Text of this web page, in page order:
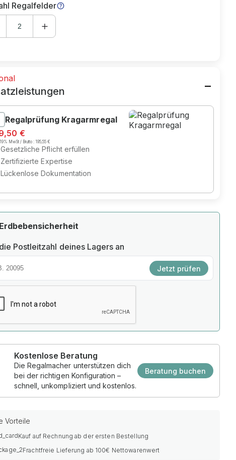
Regalfelder
Regalprüfung Kragarmregal
€
MwSt / Brutto :195,55 €
Gesetzliche Pflicht erfüllen
Zertifizierte Expertise
Lückenlose Dokumentation
Erdbebensicherheit
Postleitzahl deines Lagers an
Jetzt prüfen
Kostenlose Beratung
Die Regalmacher unterstützen dich
bei der richtigen Konfiguration –
schnell, unkompliziert und kostenlos.
Beratung buchen
Vorteile
Kauf auf Rechnung ab der ersten Bestellung
Frachtfreie Lieferung ab 100€ Nettowarenwert